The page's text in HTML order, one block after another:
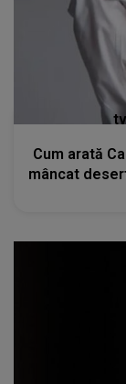
Cum arată
mâncat